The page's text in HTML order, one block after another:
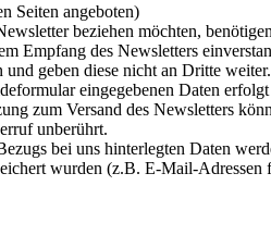
Seiten angeboten)
beziehen möchten,
Empfang des Newsletters
geben diese nicht an Dritte weiter.
eingegebenen Daten
zum Versand des Newsletters
unberührt.
bei uns hinterlegten Daten
wurden (z.B. E-Mail-